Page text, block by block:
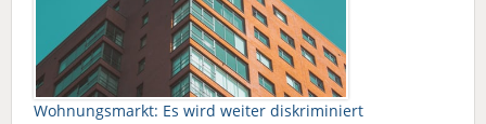
Wohnungsmarkt: Es wird weiter diskriminiert